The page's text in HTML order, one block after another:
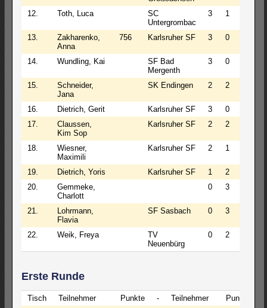
12. Toth, Luca
SC
Untergrombac
3 1
13.
Zakharenko,
Anna
756 Karlsruher SF 3 0
14. Wundling, Kai
SF Bad
Mergenth
3 0
15.
Schneider,
Jana
SK Endingen 2 2
16. Dietrich, Gerit Karlsruher SF 3 0
17.
Claussen,
Kim Sop
Karlsruher SF 2 2
18.
Wiesner,
Maximili
Karlsruher SF 2 1
19. Dietrich, Yoris Karlsruher SF 1 2
20.
Gemmeke,
Charlott
0 3
21.
Lohrmann,
Flavia
SF Sasbach 0 3
22. Weik, Freya
TV
Neuenbürg
0 2
Erste Runde
Tisch Teilnehmer Punkte - Teilnehmer Punkte